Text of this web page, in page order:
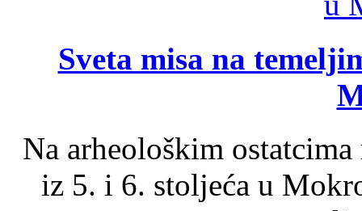
Sveta misa na
Na arheološkim
iz 5. i 6. stoljeća u